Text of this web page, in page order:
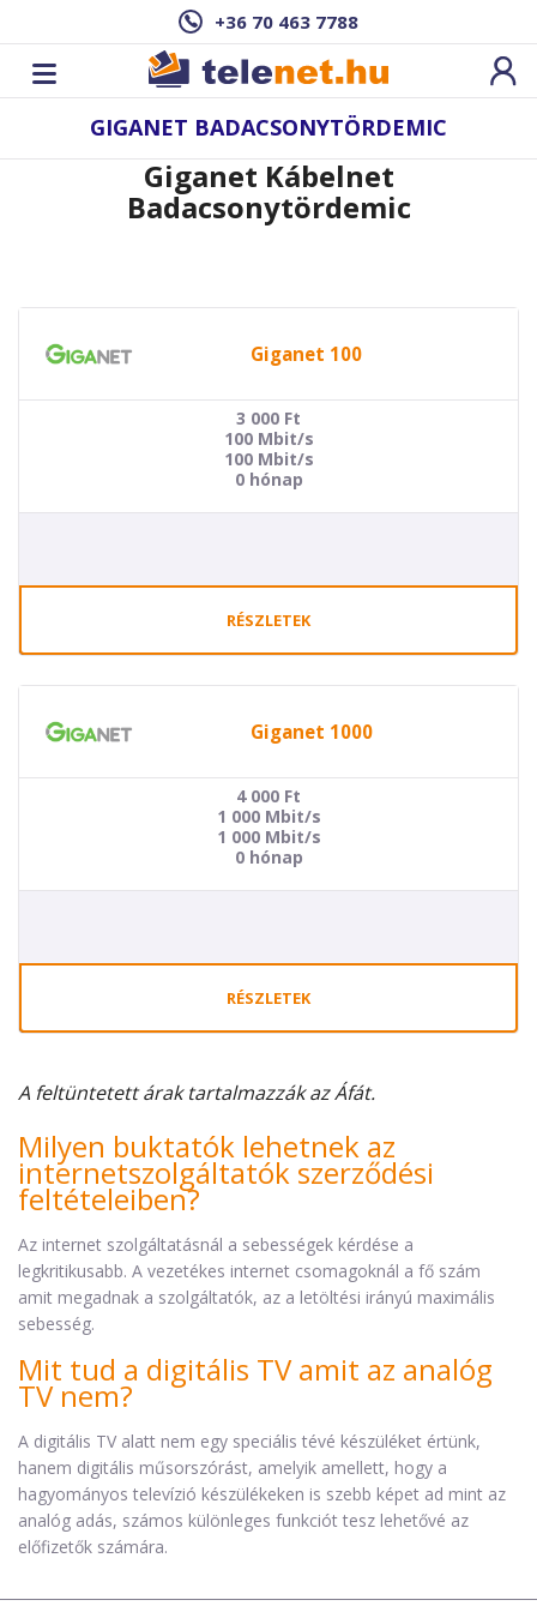
+36 70 463 7788
GIGANET BADACSONYTÖRDEMIC
Giganet Kábelnet
Badacsonytördemic
Giganet 100
3 000 Ft
100 Mbit/s
100 Mbit/s
0 hónap
RÉSZLETEK
Giganet 1000
4 000 Ft
1 000 Mbit/s
1 000 Mbit/s
0 hónap
RÉSZLETEK
A feltüntetett árak tartalmazzák az Áfát.
Milyen buktatók lehetnek az
internetszolgáltatók szerződési
feltételeiben?
Az internet szolgáltatásnál a sebességek kérdése a
legkritikusabb. A vezetékes internet csomagoknál a fő szám
amit megadnak a szolgáltatók, az a letöltési irányú maximális
sebesség.
Mit tud a digitális TV amit az analóg
TV nem?
A digitális TV alatt nem egy speciális tévé készüléket értünk,
hanem digitális műsorszórást, amelyik amellett, hogy a
hagyományos televízió készülékeken is szebb képet ad mint az
analóg adás, számos különleges funkciót tesz lehetővé az
előfizetők számára.